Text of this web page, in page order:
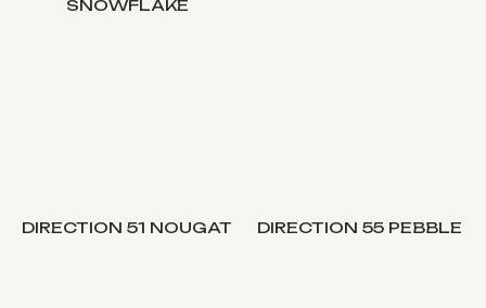
SNOWFLAKE
DIRECTION 51 NOUGAT DIRECTION 55 PEBBLE